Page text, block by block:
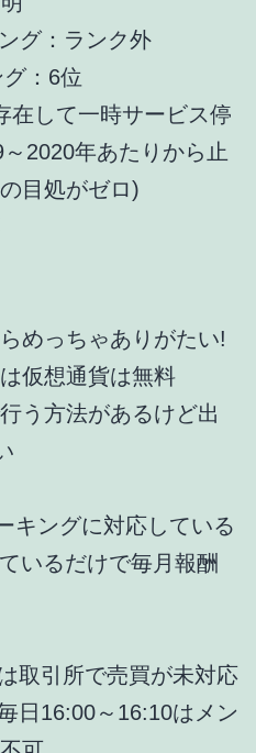
グ：ランク外
：6位
在して一時サービス停
2020年あたりから止
目処がゼロ)
めっちゃありがたい!
仮想通貨は無料
う方法があるけど出
キングに対応している
いるだけで毎月報酬
取引所で売買が未対応
日16:00～16:10はメン